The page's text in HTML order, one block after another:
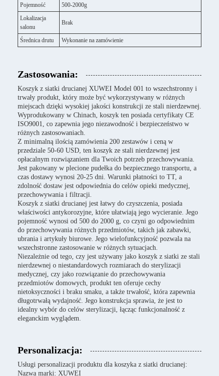
Pojemność
500-2000g
Lokalizacja
salonu
Brak
Średnica drutu Wykonanie na zamówienie
Zastosowania:
Koszyk z siatki drucianej XUWEI Model 001 to wszechstronny i
trwały produkt, który może być wykorzystywany w różnych
miejscach dzięki wysokiej jakości konstrukcji ze stali nierdzewnej.
Wyprodukowany w Chinach, koszyk ten posiada certyfikaty CE
ISO9001, co zapewnia jego niezawodność i bezpieczeństwo w
różnych zastosowaniach.
Z minimalną ilością zamówienia 200 zestawów i ceną w
przedziale 50-60 USD, ten koszyk ze stali nierdzewnej jest
opłacalnym rozwiązaniem dla Twoich potrzeb przechowywania.
Jest pakowany w plecione pudełka do bezpiecznego transportu, a
czas dostawy wynosi 20-25 dni. Warunki płatności to TT, a
zdolność dostaw jest odpowiednia do celów opieki medycznej,
przechowywania i filtracji.
Koszyk z siatki drucianej jest łatwy do czyszczenia, posiada
właściwości antykorozyjne, które ułatwiają jego wycieranie. Jego
pojemność wynosi od 500 do 2000 g, co czyni go odpowiednim
do przechowywania różnych przedmiotów, takich jak zabawki,
ubrania i artykuły biurowe. Jego wielofunkcyjność pozwala na
wszechstronne zastosowanie w różnych sytuacjach.
Niezależnie od tego, czy jest używany jako koszyk z siatki ze stali
nierdzewnej o niestandardowych rozmiarach do sterylizacji
medycznej, czy jako rozwiązanie do przechowywania
przedmiotów domowych, produkt ten oferuje cechy
nietoksyczności i braku smaku, a także trwałość, która zapewnia
długotrwałą wydajność. Jego konstrukcja sprawia, że jest to
idealny wybór do celów sterylizacji, łącząc funkcjonalność z
eleganckim wyglądem.
Personalizacja:
Usługi personalizacji produktu dla koszyka z siatki drucianej:
Nazwa marki: XUWEI